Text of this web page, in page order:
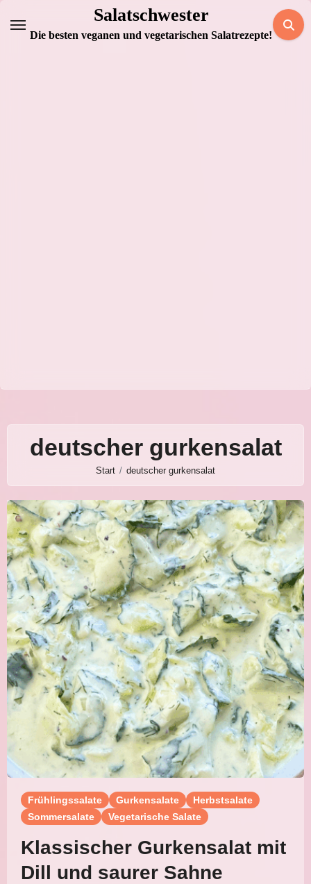
Inhalt
Salatschwester
Die besten veganen und vegetarischen Salatrezepte!
deutscher gurkensalat
Start deutscher gurkensalat
Frühlingssalate Gurkensalate
Herbstsalate
Sommersalate
Vegetarische Salate
Klassischer Gurkensalat mit
Dill und saurer Sahne